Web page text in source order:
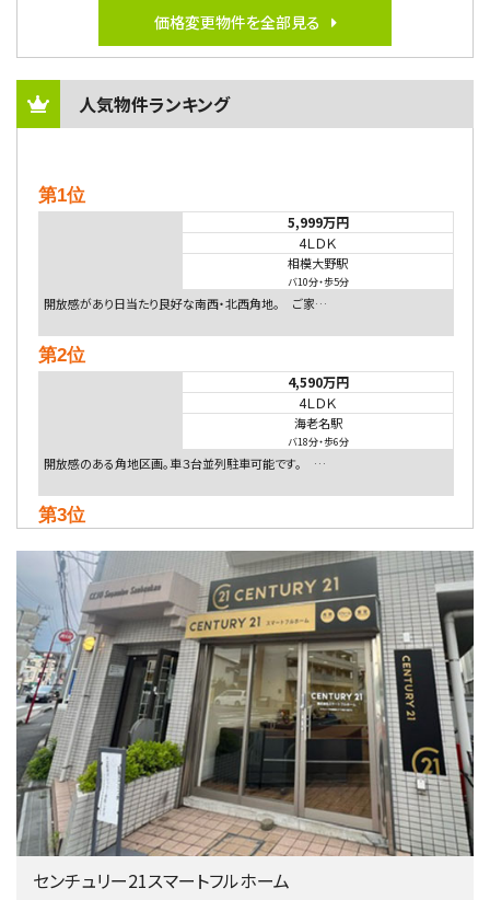
価格変更物件を全部見る
人気物件ランキング
第1位
5,999万円
4ＬＤＫ
相模大野駅
バ10分・歩5分
開放感があり日当たり良好な南西・北西角地。 ご家…
第2位
4,590万円
4ＬＤＫ
海老名駅
バ18分・歩6分
開放感のある角地区画。車３台並列駐車可能です。 …
第3位
4ＬＤＫ
相模大野駅
バ9分・歩4分
２０１５年６月築、積水ハウス施工住宅です。 南東…
第4位
4,080万円
4ＬＤＫ
淵野辺駅
歩17分
南側道路に面しており日当たり良好。 キッチンから…
第5位
3,680万円
センチュリー21スマートフルホーム